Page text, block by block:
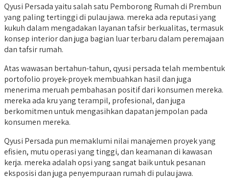
Qyusi Persada yaitu salah satu Pemborong Rumah di Prembun
yang paling tertinggi di pulau jawa. mereka ada reputasi yang
kukuh dalam mengadakan layanan tafsir berkualitas, termasuk
konsep interior dan juga bagian luar terbaru dalam peremajaan
dan tafsir rumah.
Atas wawasan bertahun-tahun, qyusi persada telah membentuk
portofolio proyek-proyek membuahkan hasil dan juga
menerima meruah pembahasan positif dari konsumen mereka.
mereka ada kru yang terampil, profesional, dan juga
berkomitmen untuk mengasihkan dapatan jempolan pada
konsumen mereka.
Qyusi Persada pun memaklumi nilai manajemen proyek yang
efisien, mutu operasi yang tinggi, dan keamanan di kawasan
kerja. mereka adalah opsi yang sangat baik untuk pesanan
eksposisi dan juga penyempuraan rumah di pulau jawa.